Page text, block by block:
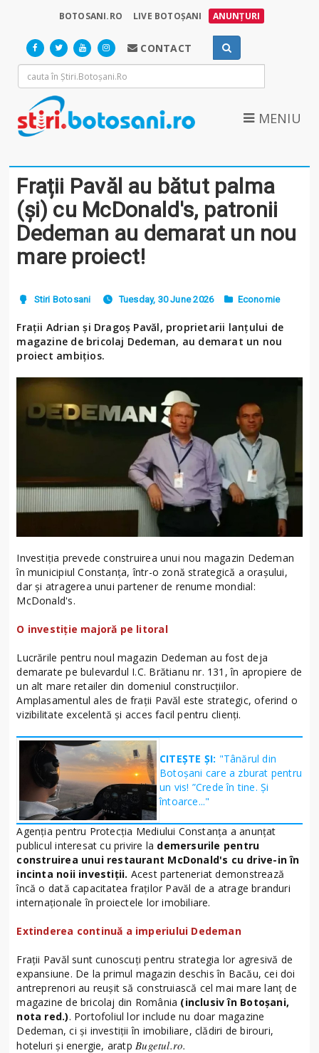
BOTOSANI.RO LIVE BOTOȘANI ANUNȚURI
CONTACT
MENIU
Frații Pavăl au bătut palma
(și) cu McDonald's, patronii
Dedeman au demarat un nou
mare proiect!
Stiri Botosani Tuesday, 30 June 2026 Economie
Frații Adrian și Dragoș Pavăl, proprietarii lanțului de
magazine de bricolaj Dedeman, au demarat un nou
proiect ambițios.
Investiția prevede construirea unui nou magazin Dedeman
în municipiul Constanța, într-o zonă strategică a orașului,
dar și atragerea unui partener de renume mondial:
McDonald's.
O investiție majoră pe litoral
Lucrările pentru noul magazin Dedeman au fost deja
demarate pe bulevardul I.C. Brătianu nr. 131, în apropiere de
un alt mare retailer din domeniul construcțiilor.
Amplasamentul ales de frații Pavăl este strategic, oferind o
vizibilitate excelentă și acces facil pentru clienți.
CITEȘTE ȘI: "Tânărul din
Botoșani care a zburat pentru
un vis! ”Crede în tine. Și
întoarce..."
Agenția pentru Protecția Mediului Constanța a anunțat
publicul interesat cu privire la demersurile pentru
construirea unui restaurant McDonald's cu drive-in în
incinta noii investiții. Acest parteneriat demonstrează
încă o dată capacitatea fraților Pavăl de a atrage branduri
internaționale în proiectele lor imobiliare.
Extinderea continuă a imperiului Dedeman
Frații Pavăl sunt cunoscuți pentru strategia lor agresivă de
expansiune. De la primul magazin deschis în Bacău, cei doi
antreprenori au reușit să construiască cel mai mare lanț de
magazine de bricolaj din România (inclusiv în Botoșani,
nota red.). Portofoliul lor include nu doar magazine
Dedeman, ci și investiții în imobiliare, clădiri de birouri,
hoteluri și energie, aratp Bugetul.ro.